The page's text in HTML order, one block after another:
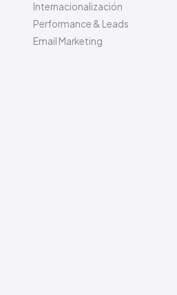
Internacionalización
Performance & Leads
Email Marketing